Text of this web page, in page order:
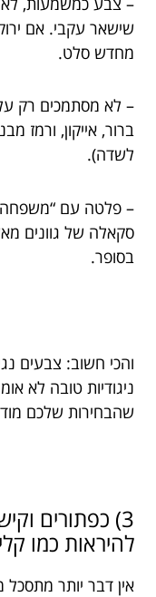
שישאר עקבי. אם
מחדש סלט.
– לא מסתמכים רק
ברור, אייקון, ורמז
לשדה).
בסופר.
והכי חשוב: צבעים
ניגודיות טובה לא
שהבחירות שלכם
3) כפתורים
להיראות כמו
אין דבר יותר